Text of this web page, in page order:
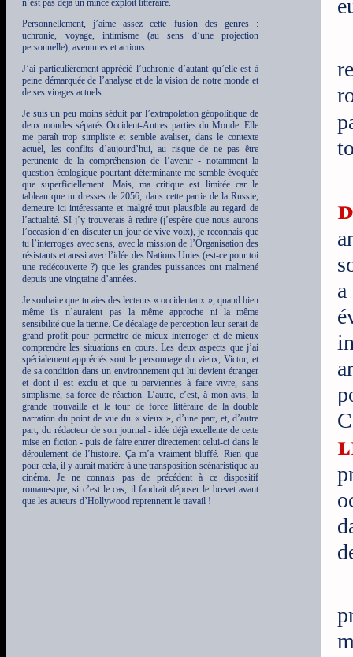
n’est pas déjà un mince exploit littéraire.
Personnellement, j’aime assez cette fusion des genres :
uchronie, voyage, intimisme (au sens d’une projection
personnelle), aventures et actions.
J’ai particulièrement apprécié l’uchronie d’autant qu’elle est à
peine démarquée de l’analyse et de la vision de notre monde et
de ses virages actuels.
Je suis un peu moins séduit par l’extrapolation géopolitique de
deux mondes séparés Occident-Autres parties du Monde. Elle
me paraît trop simpliste et semble avaliser, dans le contexte
actuel, les conflits d’aujourd’hui, au risque de ne pas être
pertinente de la compréhension de l’avenir - notamment la
question écologique pourtant déterminante me semble évoquée
que superficiellement. Mais, ma critique est limitée car le
tableau que tu dresses de 2056, dans cette partie de la Russie,
demeure ici intéressante et malgré tout plausible au regard de
l’actualité. SI j’y trouverais à redire (j’espère que nous aurons
l’occasion d’en discuter un jour de vive voix), je reconnais que
tu l’interroges avec sens, avec la mission de l’Organisation des
résistants et aussi avec l’idée des Nations Unies (est-ce pour toi
une redécouverte ?) que les grandes puissances ont malmené
depuis une vingtaine d’années.
Je souhaite que tu aies des lecteurs « occidentaux », quand bien
même ils n’auraient pas la même approche ni la même
sensibilité que la tienne. Ce décalage de perception leur serait de
grand profit pour permettre de mieux interroger et de mieux
comprendre les situations en cours. Les deux aspects que j’ai
spécialement appréciés sont le personnage du vieux, Victor, et
de sa condition dans un environnement qui lui devient étranger
et dont il est exclu et que tu parviennes à faire vivre, sans
simplisme, sa force de réaction. L’autre, c’est, à mon avis, la
grande trouvaille et le tour de force littéraire de la double
narration du point de vue du « vieux », d’une part, et, d’autre
part, du rédacteur de son journal - idée déjà excellente de cette
mise en fiction - puis de faire entrer directement celui-ci dans le
déroulement de l’histoire. Ça m’a vraiment bluffé. Rien que
pour cela, il y aurait matière à une transposition scénaristique au
cinéma. Je ne connais pas de précédent à ce dispositif
romanesque, si c’est le cas, il faudrait déposer le brevet avant
que les auteurs d’Hollywood reprennent le travail !